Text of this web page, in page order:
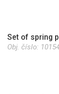
Set of spring
Obj. číslo: